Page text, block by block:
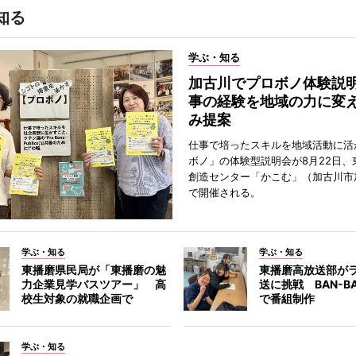
る
学ぶ・知る
加古川でプロボノ体験
事の経験を地域の力に変
み提案
仕事で培ったスキルを地域活動に
ボノ」の体験型説明会が8月22日、
創造センター「かこむ」（加古川
で開催される。
学ぶ・知る
東播磨県民局が「東播磨の魅
力企業見学バスツアー」 高
校生対象の就職企画で
学ぶ・知る
東播磨高放送部が
送に挑戦 BAN-
で番組制作
学ぶ・知る